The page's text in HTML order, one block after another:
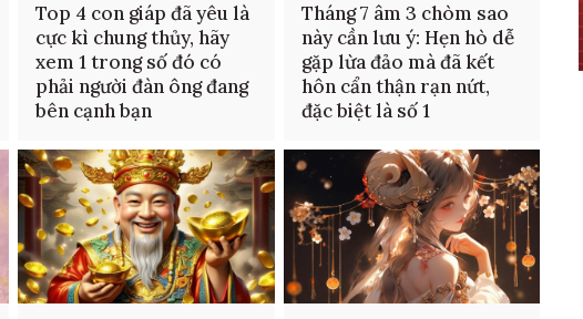
Top 4 con giáp đã yêu là
cực kì chung thủy, hãy
xem 1 trong số đó có
phải người đàn ông đang
bên cạnh bạn
Tháng 7 âm 3 chòm sao
này cần lưu ý: Hẹn hò dễ
gặp lừa đảo mà đã kết
hôn cẩn thận rạn nứt,
đặc biệt là số 1